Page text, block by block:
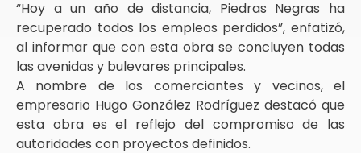
“Hoy a un año de distancia, Piedras Negras ha
recuperado todos los empleos perdidos”, enfatizó,
al informar que con esta obra se concluyen todas
las avenidas y bulevares principales.
A nombre de los comerciantes y vecinos, el
empresario Hugo González Rodríguez destacó que
esta obra es el reflejo del compromiso de las
autoridades con proyectos definidos.